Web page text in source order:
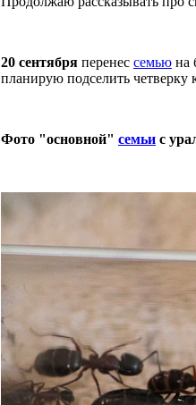
20 сентября перенес семью на
планирую подселить четверку
Фото "основной" семьи с